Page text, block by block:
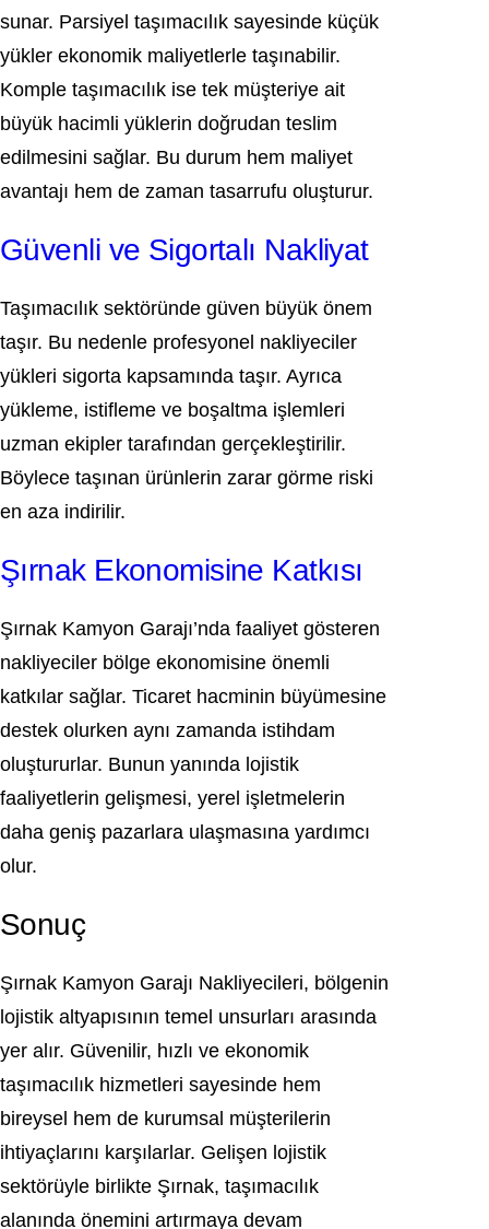
sunar. Parsiyel taşımacılık sayesinde küçük
yükler ekonomik maliyetlerle taşınabilir.
Komple taşımacılık ise tek müşteriye ait
büyük hacimli yüklerin doğrudan teslim
edilmesini sağlar. Bu durum hem maliyet
avantajı hem de zaman tasarrufu oluşturur.
Güvenli ve Sigortalı Nakliyat
Taşımacılık sektöründe güven büyük önem
taşır. Bu nedenle profesyonel nakliyeciler
yükleri sigorta kapsamında taşır. Ayrıca
yükleme, istifleme ve boşaltma işlemleri
uzman ekipler tarafından gerçekleştirilir.
Böylece taşınan ürünlerin zarar görme riski
en aza indirilir.
Şırnak Ekonomisine Katkısı
Şırnak Kamyon Garajı’nda faaliyet gösteren
nakliyeciler bölge ekonomisine önemli
katkılar sağlar. Ticaret hacminin büyümesine
destek olurken aynı zamanda istihdam
oluştururlar. Bunun yanında lojistik
faaliyetlerin gelişmesi, yerel işletmelerin
daha geniş pazarlara ulaşmasına yardımcı
olur.
Sonuç
Şırnak Kamyon Garajı Nakliyecileri, bölgenin
lojistik altyapısının temel unsurları arasında
yer alır. Güvenilir, hızlı ve ekonomik
taşımacılık hizmetleri sayesinde hem
bireysel hem de kurumsal müşterilerin
ihtiyaçlarını karşılarlar. Gelişen lojistik
sektörüyle birlikte Şırnak, taşımacılık
alanında önemini artırmaya devam